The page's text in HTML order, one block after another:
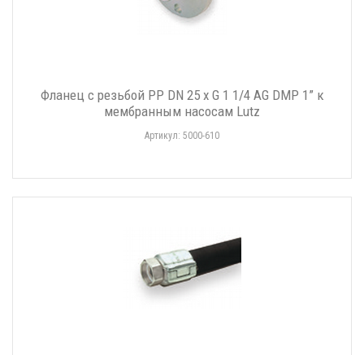
Фланец с резьбой PP DN 25 x G 1 1/4 AG DMP 1” к
мембранным насосам Lutz
Артикул: 5000-610